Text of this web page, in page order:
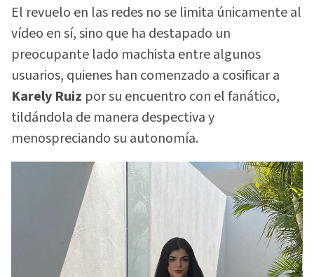
El revuelo en las redes no se limita únicamente al
vídeo en sí, sino que ha destapado un
preocupante lado machista entre algunos
usuarios, quienes han comenzado a cosificar a
Karely Ruiz por su encuentro con el fanático,
tildándola de manera despectiva y
menospreciando su autonomía.